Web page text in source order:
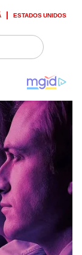
ESTADOS UNIDOS